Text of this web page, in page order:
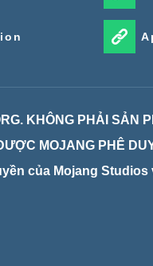
KHÔNG PHẢI SẢN
MOJANG PHÊ
của Mojang